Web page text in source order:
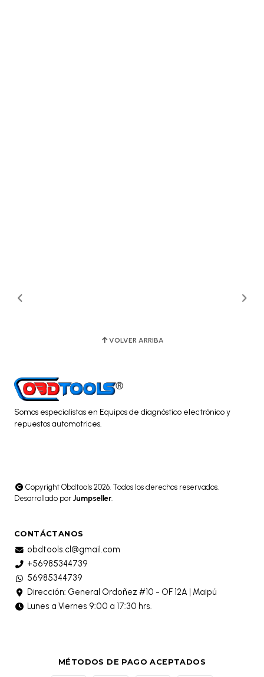
VOLVER ARRIBA
Somos especialistas en Equipos de diagnóstico electrónico y
repuestos automotrices.
Copyright Obdtools 2026. Todos los derechos reservados.
Desarrollado por Jumpseller.
CONTÁCTANOS
obdtools.cl@gmail.com
+56985344739
56985344739
Dirección: General Ordoñez #10 - OF 12A | Maipú
Lunes a Viernes 9:00 a 17:30 hrs.
MÉTODOS DE PAGO ACEPTADOS